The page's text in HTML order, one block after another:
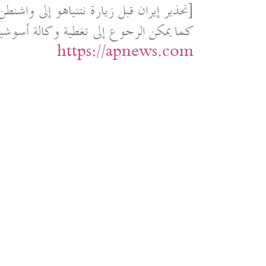
[تحذير إيران قبل زيارة نتنياهو إلى واشنطن]
كما يمكن الرجوع إلى تغطية وكالة
https://apnews.com